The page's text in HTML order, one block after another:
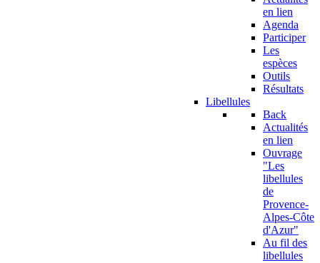
en lien
Agenda
Participer
Les
espèces
Outils
Résultats
Libellules
Back
Actualités
en lien
Ouvrage
"Les
libellules
de
Provence-
Alpes-Côte
d'Azur"
Au fil des
libellules